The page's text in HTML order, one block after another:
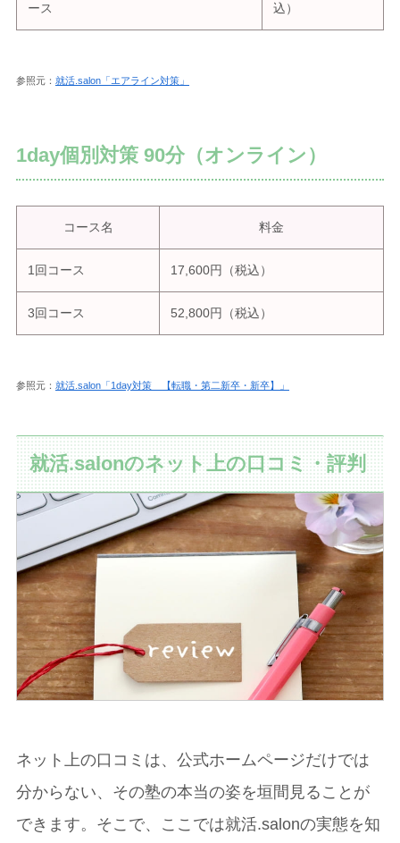
ース
込）
参照元： 就活.salon「エアライン対策」
1day個別対策 90分（オンライン）
コース名 料金
1回コース 17,600円（税込）
3回コース 52,800円（税込）
参照元： 就活.salon「1day対策 【転職・第二新卒・新卒】」
就活.salonのネット上の口コミ・評判
ネット上の口コミは、公式ホームページだけでは
分からない、その塾の本当の姿を垣間見ることが
できます。そこで、ここでは就活.salonの実態を知